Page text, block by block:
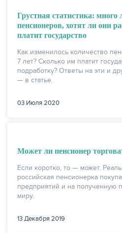
Грустная статистика: много
пенсионеров, хотят ли они
платит государство
Как изменилось количество
7 лет? Сколько им платит
подработку? Ответы на эти и
— в статье.
03 Июля 2020
Может ли пенсионер
Если коротко, то — может.
российская пенсионерка
предприятий и на полученную
миру.
13 Декабря 2019